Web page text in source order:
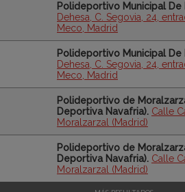
Polideportivo Municipal De
Dehesa, C. Segovia, 24,
Meco, Madrid
Polideportivo Municipal De
Dehesa, C. Segovia, 24,
Meco, Madrid
Polideportivo de
Deportiva Navafria). Calle
Moralzarzal (Madrid)
Polideportivo de
Deportiva Navafria). Calle
Moralzarzal (Madrid)